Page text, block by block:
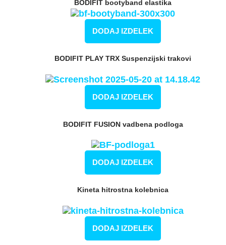
BODIFIT bootyband elastika
DODAJ IZDELEK
BODIFIT PLAY TRX Suspenzijski trakovi
DODAJ IZDELEK
BODIFIT FUSION vadbena podloga
DODAJ IZDELEK
Kineta hitrostna kolebnica
DODAJ IZDELEK